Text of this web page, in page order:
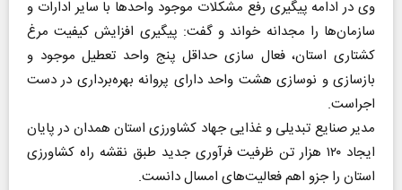
وی در ادامه پیگیری رفع مشکلات موجود واحدها با سایر ادارات و
سازمان‌ها را مجدانه خواند و گفت: پیگیری افزایش کیفیت مرغ
کشتاری استان، فعال سازی حداقل پنج واحد تعطیل موجود و
بازسازی و نوسازی هشت واحد دارای پروانه بهره‌برداری در دست
اجراست.
مدیر صنایع تبدیلی و غذایی جهاد کشاورزی استان همدان در پایان
ایجاد ۱۲۰ هزار تن ظرفیت فرآوری جدید طبق نقشه راه کشاورزی
استان را جزو اهم فعالیت‌های امسال دانست.